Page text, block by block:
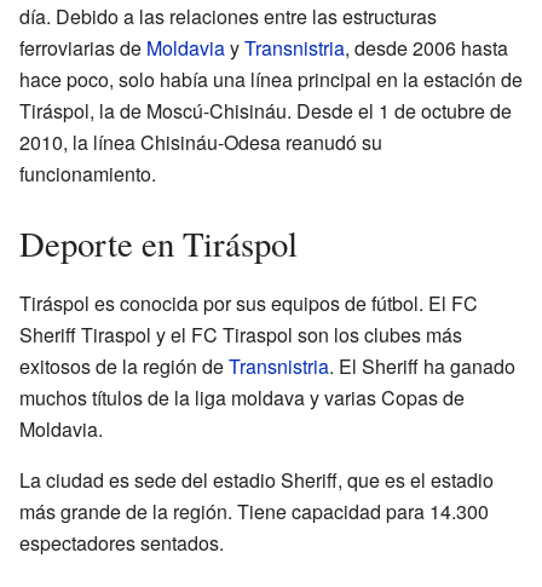
día. Debido a las relaciones entre las estructuras
ferroviarias de MoldaviayTransnistria, desde 2006 hasta
hace poco, solo había una línea principal en la estación de
Tiráspol, la de Moscú-Chisináu. Desde el 1 de octubre de
2010, la línea Chisináu-Odesa reanudó su
funcionamiento.
Deporte en Tiráspol
Tiráspol es conocida por sus equipos de fútbol. El FC
Sheriff Tiraspol y el FC Tiraspol son los clubes más
exitosos de la región deTransnistria. El Sheriff ha ganado
muchos títulos de la liga moldava y varias Copas de
Moldavia.
La ciudad es sede del estadio Sheriff, que es el estadio
más grande de la región. Tiene capacidad para 14.300
espectadores sentados.